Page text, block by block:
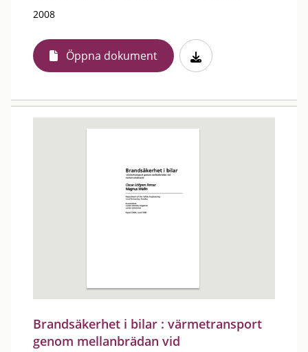
2008
Öppna dokument
Brandsäkerhet i bilar : värmetransport
genom mellanbrädan vid